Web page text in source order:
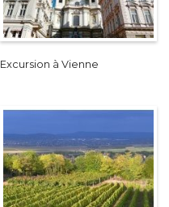
Excursion à Vienne